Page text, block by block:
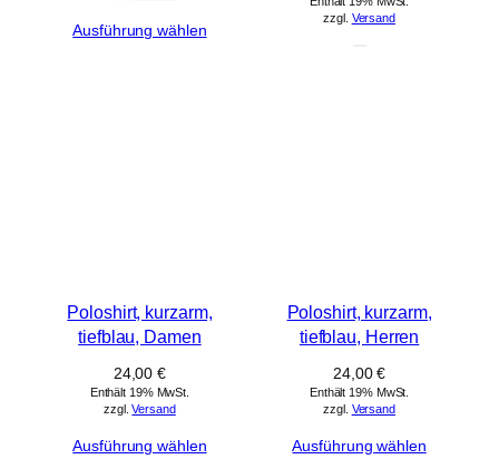
Ausführung wählen
zzgl. Versand
Poloshirt, kurzarm,
tiefblau, Damen
24,00€
Enthält 19% MwSt.
zzgl.Versand
Ausführung wählen
Poloshirt, kurzarm,
tiefblau, Herren
24,00€
Enthält 19% MwSt.
zzgl. Versand
Ausführung wählen